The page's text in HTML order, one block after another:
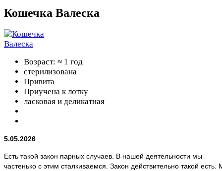
Кошечка Валеска
Возраст: ≈ 1 год
стерилизована
Привита
Приучена к лотку
ласковая и деликатная
5.05.2026
Есть такой закон парных случаев. В нашей деятельности мы
частенько с этим сталкиваемся. Закон действительно такой есть.